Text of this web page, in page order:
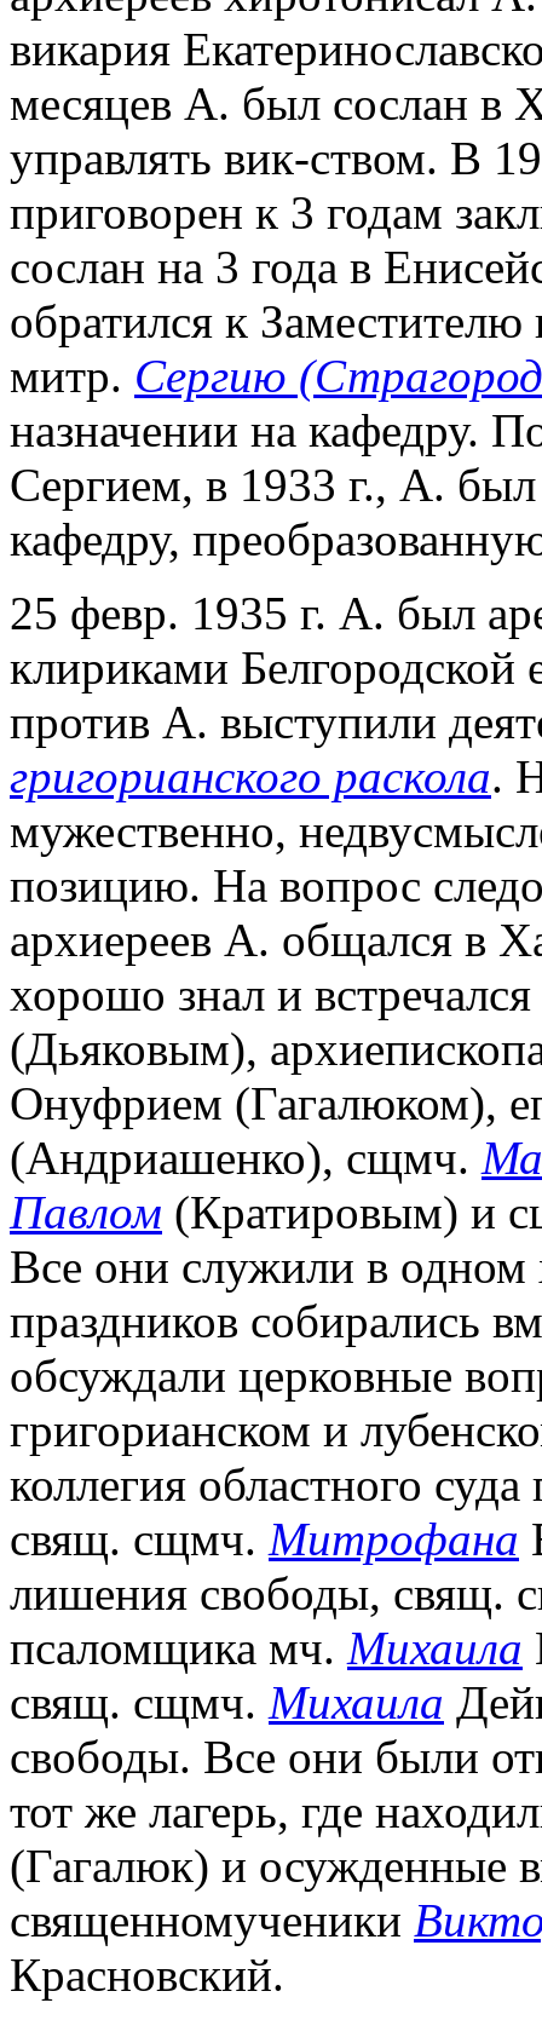
викария
месяцев А. был сослан в
управлять вик-ством. В
приговорен к 3 годам
сослан на 3 года в
обратился к
митр. Сергию
назначении на кафедру.
Сергием, в 1933 г., А.
кафедру,
25 февр. 1935 г. А. был
клириками
против А. выступили
григорианского раскола.
мужественно,
позицию. На вопрос
архиереев А. общался в
хорошо знал и
(Дьяковым),
Онуфрием (Гагалюком),
(Андриашенко), сщмч.
Павлом (Кратировым) и
Все они служили в одном
праздников собирались
обсуждали церковные
григорианском и
коллегия областного
свящ. сщмч. Митрофана
лишения свободы, свящ.
псаломщика мч. Михаила
свящ. сщмч. Михаила
свободы. Все они были
тот же лагерь, где
(Гагалюк) и осужденные
священномученики
Красновский.